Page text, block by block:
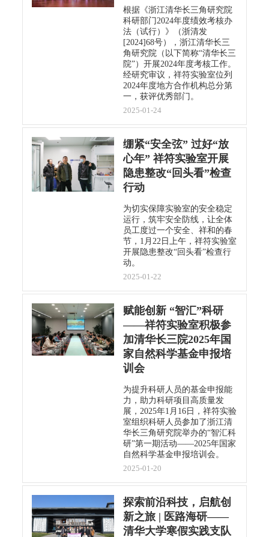
根据《浙江清华长三角研究院
科研部门2024年度绩效考核办
法（试行）》（浙清发
[2024]68号），浙江清华长三
角研究院（以下简称“清华长三
院”）开展2024年度考核工作。
经研究审议，祥符实验室位列
2024年度地方合作机构总分第
一，获评优秀部门。
2025-01-24
绷紧“安全弦” 过好“放
心年” 祥符实验室开展
隐患整改“回头看”检查
行动
为切实保障实验室的安全稳定
运行，筑牢安全防线，让全体
员工度过一个安全、祥和的春
节，1月22日上午，祥符实验室
开展隐患整改“回头看”检查行
动。
2025-01-22
赋能创新 “智汇”科研
——祥符实验室积极参
加清华长三院2025年国
家自然科学基金申报培
训会
为提升科研人员的基金申报能
力，助力科研项目高质量发
展，2025年1月16日，祥符实验
室组织科研人员参加了浙江清
华长三角研究院举办的“智汇科
研”第一期活动——2025年国家
自然科学基金申报培训会。
2025-01-20
探索前沿科技，启航创
新之旅 | 医路海研——
清华大学寒假实践支队